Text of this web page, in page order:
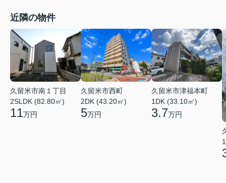
近隣の物件
久留米市南１丁目
2SLDK (82.80㎡)
11万円
久留米市西町
2DK (43.20㎡)
5万円
久留米市津福本町
1DK (33.10㎡)
3.7万円